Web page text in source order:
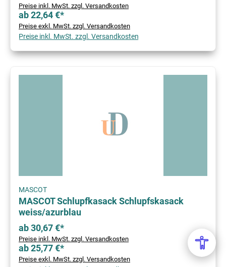
Preise inkl. MwSt. zzgl. Versandkosten
ab 22,64 €*
Preise exkl. MwSt. zzgl. Versandkosten
Preise inkl. MwSt. zzgl. Versandkosten
MASCOT
MASCOT Schlupfkasack Schlupfskasack
weiss/azurblau
ab 30,67 €*
Preise inkl. MwSt. zzgl. Versandkosten
ab 25,77 €*
Preise exkl. MwSt. zzgl. Versandkosten